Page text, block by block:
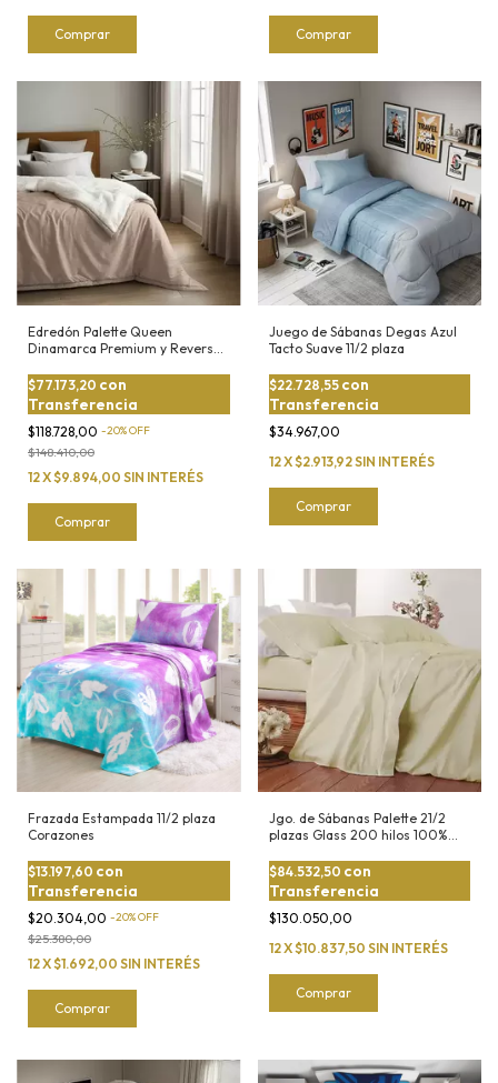
Comprar Comprar
Edredón Palette Queen
Dinamarca Premium y Reverso
$118.728,00 -20%OFF
$148.410,00
$77.173,20 con
Transferencia
12X$9.894,00 SIN INTERÉS
Comprar
Juego de Sábanas Degas Azul
Tacto Suave 11/2 plaza
$34.967,00
$22.728,55 con
Transferencia
12X$2.913,92SIN INTERÉS
Comprar
Frazada Estampada 11/2 plaza
Corazones
$20.304,00 -20%OFF
$25.380,00
$13.197,60 con
Transferencia
12X$1.692,00 SIN INTERÉS
Jgo. de Sábanas Palette 21/2
plazas Glass 200 hilos 100%
$130.050,00
$84.532,50 con
Transferencia
12X$10.837,50 SIN INTERÉS
Comprar